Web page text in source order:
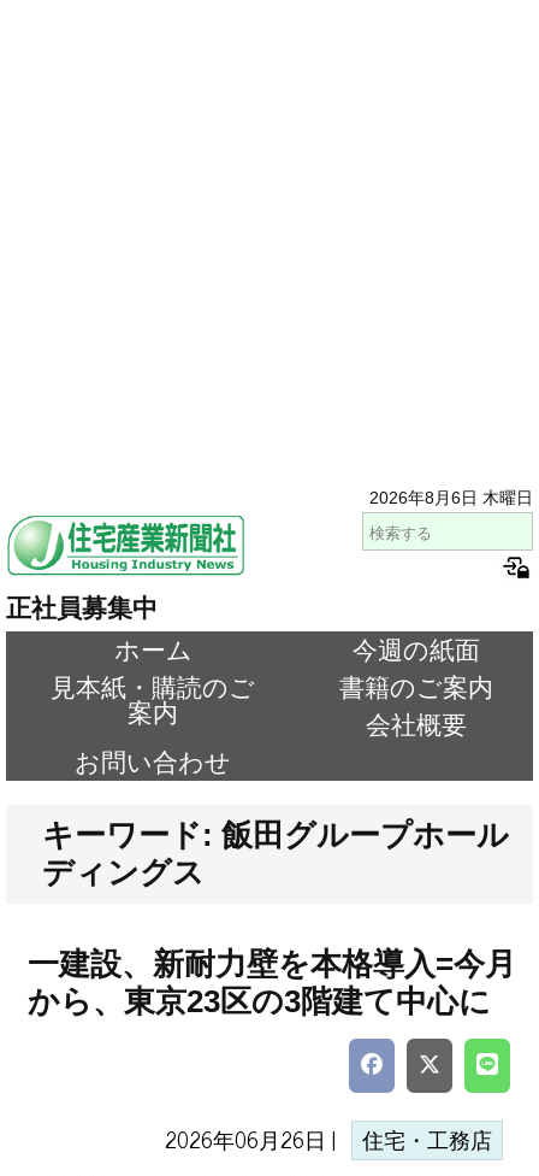
2026年8月6日 木曜日
正社員募集中
ホーム
今週の紙面
見本紙・購読のご
案内
書籍のご案内
会社概要
お問い合わせ
キーワード: 飯田グループホール
ディングス
一建設、新耐力壁を本格導入=今月
から、東京23区の3階建て中心に
2026年06月26日 | 住宅・工務店